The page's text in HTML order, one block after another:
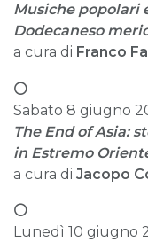
Musiche popolari
Dodecaneso
a cura di Franco
⚪
Sabato 8 giugno
The End of Asia:
in Estremo
a cura di Jacopo
⚪
Lunedì 10 giugno